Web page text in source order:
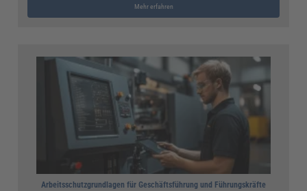
Mehr erfahren
Arbeitsschutzgrundlagen für Geschäftsführung und Führungskräfte